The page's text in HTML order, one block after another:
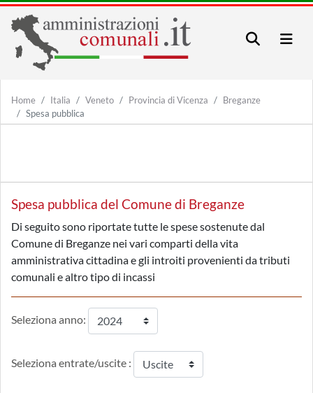
Home Italia Veneto Provincia di Vicenza
Breganze
Spesa pubblica
Spesa pubblica del Comune di Breganze
Di seguito sono riportate tutte le spese sostenute dal
Comune di Breganze nei vari comparti della vita
amministrativa cittadina e gli introiti provenienti da tributi
comunali e altro tipo di incassi
Seleziona anno:
Seleziona entrate/uscite :